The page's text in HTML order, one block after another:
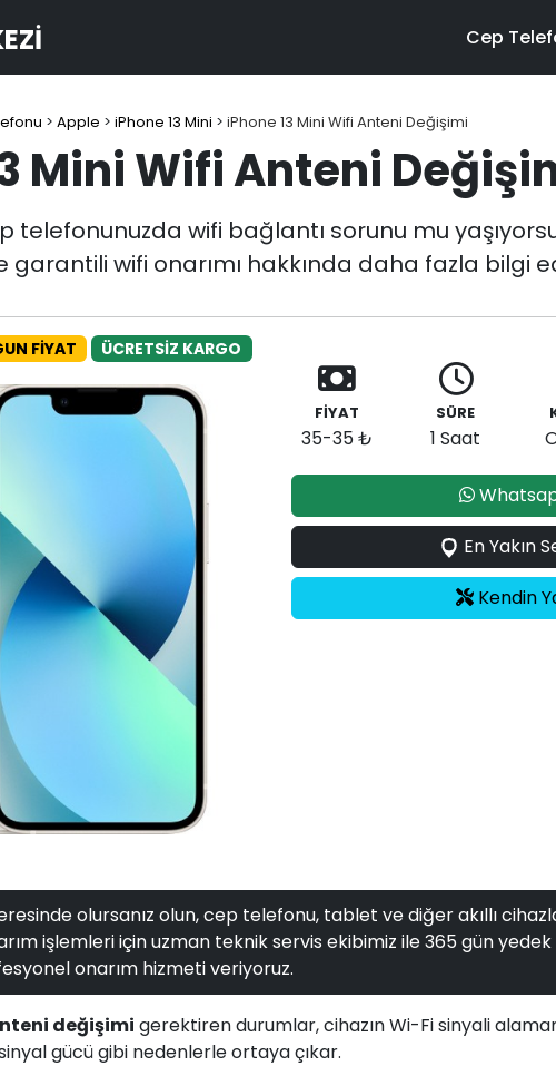
Cep
> Apple > iPhone 13 Mini > iPhone 13 Mini Wifi Anteni Değişimi
Mini Wifi Anteni
telefonunuzda wifi bağlantı sorunu mu
garantili wifi onarımı hakkında daha fazla bilgi
FİYAT ÜCRETSİZ KARGO
FİYAT
35-35 ₺
SÜRE
1 Saat
En Yakın
Kendin
olursanız olun, cep telefonu, tablet ve diğer akıllı
işlemleri için uzman teknik servis ekibimiz ile 365 gün
onarım hizmeti veriyoruz.
değişimi gerektiren durumlar, cihazın Wi-Fi sinyali
gücü gibi nedenlerle ortaya çıkar.